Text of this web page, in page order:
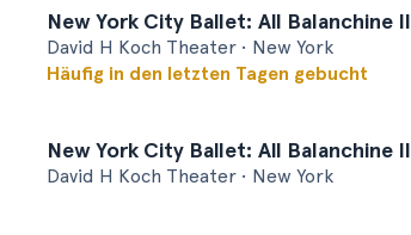
New York City Ballet: All Balanchine II
David H Koch Theater • New York
Häufig in den letzten Tagen gebucht
New York City Ballet: All Balanchine II
David H Koch Theater • New York